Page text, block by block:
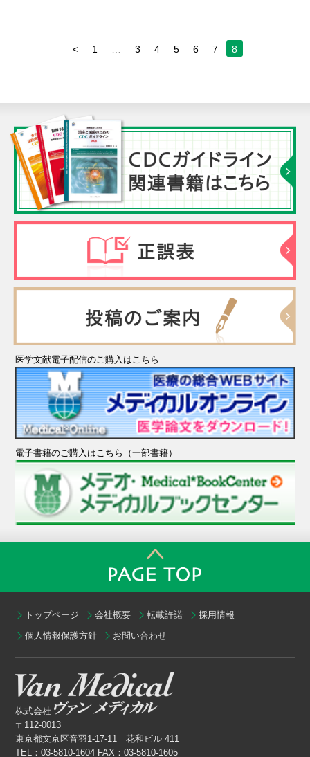
< 1 … 3 4 5 6 7 8
医学文献電子配信のご購入はこちら
電子書籍のご購入はこちら（一部書籍）
トップページ 会社概要 転載許諾
採用情報
個人情報保護方針
お問い合わせ
株式会社
〒112-0013
東京都文京区音羽1-17-11 花和ビル 411
TEL：03-5810-1604 FAX：03-5810-1605